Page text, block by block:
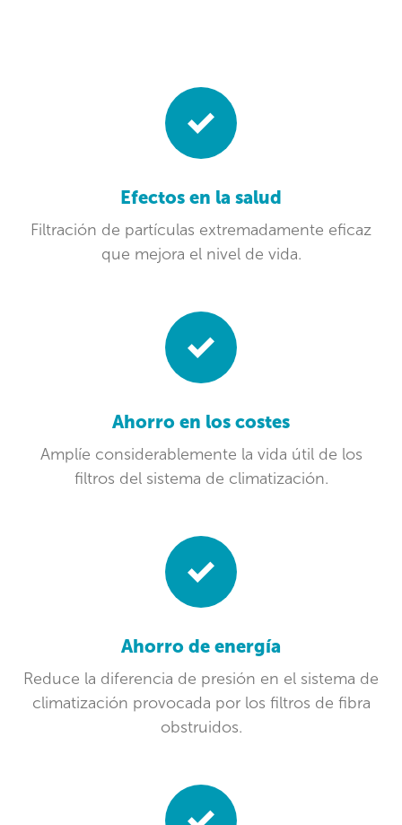
Efectos en la salud
Filtración de partículas extremadamente eficaz
que mejora el nivel de vida.
Ahorro en los costes
Amplíe considerablemente la vida útil de los
filtros del sistema de climatización.
Ahorro de energía
Reduce la diferencia de presión en el sistema de
climatización provocada por los filtros de fibra
obstruidos.